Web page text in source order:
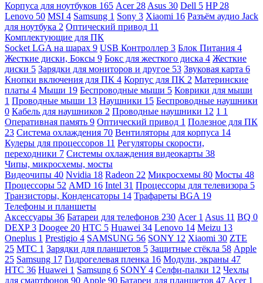
Корпуса для ноутбуков 165 Acer 28 Asus 30 Dell 5 HP 28
Lenovo 50 MSI 4 Samsung 1 Sony 3 Xiaomi 16 Разъём аудио Jack
для ноутбука 2 Оптический привод 11
Комплектующие для ПК
Socket LGA на шарах 9 USB Контроллер 3 Блок Питания 4
Жесткие диски, Боксы 9 Бокс для жесткого диска 4 Жесткие
диски 5 Зарядки для мониторов и другое 53 Звуковая карта 6
Кнопки включения для ПК 4 Корпус для ПК 2 Материнские
платы 4 Мыши 19 Беспроводные мыши 5 Коврики для мыши
1 Проводные мыши 13 Наушники 15 Беспроводные наушники
0 Кабель для наушников 2 Проводные наушники 12 1 1
Оперативная память 9 Оптический привод 1 Полезное для ПК
23 Система охлаждения 70 Вентиляторы для корпуса 14
Кулеры для процессоров 11 Регуляторы скорости,
переходники 7 Системы охлаждения видеокарты 38
Чипы, микросхемы, мосты
Видеочипы 40 Nvidia 18 Radeon 22 Микросхемы 80 Мосты 48
Процессоры 52 AMD 16 Intel 31 Процессоры для телевизора 5
Транзисторы, Конденсаторы 14 Трафареты BGA 19
Телефоны и планшеты
Аксессуары 36 Батареи для телефонов 230 Acer 1 Asus 11 BQ 0
DEXP3 Doogee 20 HTC 5 Huawei 34 Lenovo 14 Meizu 13
Oneplus 1 Prestigio 4 SAMSUNG 56 SONY 12 Xiaomi 30 ZTE
25 МТС 1 Зарядки для планшетов 5 Защитные стёкла 58 Apple
25 Samsung 17 Гидрогелевая пленка 16 Модули, экраны 47
HTC 36 Huawei 1 Samsung 6 SONY 4 Селфи-палки 12 Чехлы
для смартфонов 90 Apple 90 Батареи для планшетов 47 Acer 1